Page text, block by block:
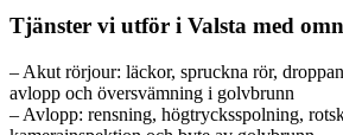
Tjänster vi utför i Valsta med
– Akut rörjour: läckor, spruckna rör,
avlopp och översvämning i golvbrunn
– Avlopp: rensning, högtrycksspolning,